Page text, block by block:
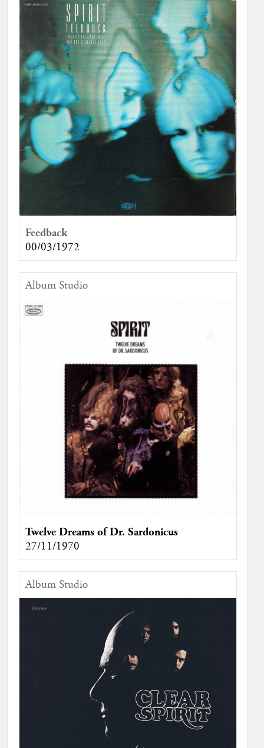
Feedback
00/03/1972
Album Studio
Twelve Dreams of Dr. Sardonicus
27/11/1970
Album Studio